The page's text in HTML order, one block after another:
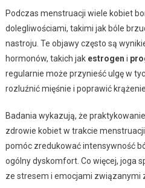
Podczas menstruacji wiele kobiet
dolegliwościami, takimi jak bóle
nastroju. Te objawy często są
hormonów, takich jak estrogen i
regularnie może przynieść ulgę w
rozluźnić mięśnie i poprawić
Badania wykazują, że
zdrowie kobiet w trakcie
pomóc zredukować intensywność
ogólny dyskomfort. Co więcej, joga
ze stresem i emocjami związanymi